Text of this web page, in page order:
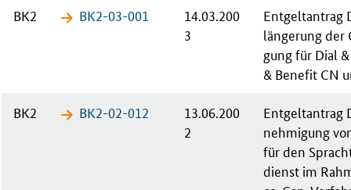
BK2 BK2-03-​001
14.03.200
3
Ent­gelt­an­trag
län­ge­rung
gung für Di­al
& Be­ne­fit CN
BK2 BK2-02-​012
13.06.200
2
Ent­gelt­an­trag
neh­mi­gung
für den
dienst im